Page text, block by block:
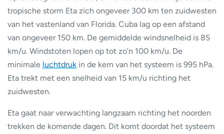
tropische storm Eta zich ongeveer 300 km ten zuidwesten
van het vastenland van Florida. Cuba lag op een afstand
van ongeveer 150 km. De gemiddelde windsnelheid is 85
km/u. Windstoten lopen op tot zo’n 100 km/u. De
minimale luchtdruk in de kern van het systeem is 995 hPa.
Eta trekt met een snelheid van 15 km/u richting het
zuidwesten.
Eta gaat naar verwachting langzaam richting het noorden
trekken de komende dagen. Dit komt doordat het systeem